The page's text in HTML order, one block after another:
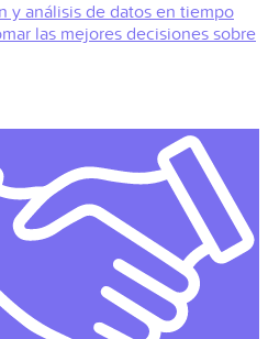
y análisis de datos en tiempo
las mejores decisiones sobre